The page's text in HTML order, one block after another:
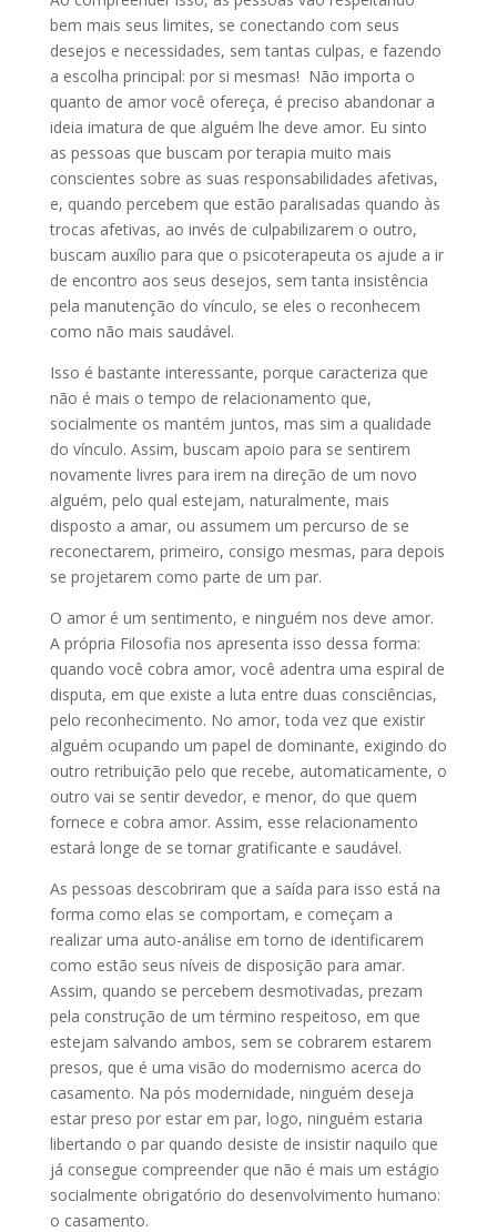
bem mais seus limites, se conectando com seus
desejos e necessidades, sem tantas culpas, e fazendo
a escolha principal: por si mesmas! Não importa o
quanto de amor você ofereça, é preciso abandonar a
ideia imatura de que alguém lhe deve amor. Eu sinto
as pessoas que buscam por terapia muito mais
conscientes sobre as suas responsabilidades afetivas,
e, quando percebem que estão paralisadas quando às
trocas afetivas, ao invés de culpabilizarem o outro,
buscam auxílio para que o psicoterapeuta os ajude a ir
de encontro aos seus desejos, sem tanta insistência
pela manutenção do vínculo, se eles o reconhecem
como não mais saudável.
Isso é bastante interessante, porque caracteriza que
não é mais o tempo de relacionamento que,
socialmente os mantém juntos, mas sim a qualidade
do vínculo. Assim, buscam apoio para se sentirem
novamente livres para irem na direção de um novo
alguém, pelo qual estejam, naturalmente, mais
disposto a amar, ou assumem um percurso de se
reconectarem, primeiro, consigo mesmas, para depois
se projetarem como parte de um par.
O amor é um sentimento, e ninguém nos deve amor.
A própria Filosofia nos apresenta isso dessa forma:
quando você cobra amor, você adentra uma espiral de
disputa, em que existe a luta entre duas consciências,
pelo reconhecimento. No amor, toda vez que existir
alguém ocupando um papel de dominante, exigindo do
outro retribuição pelo que recebe, automaticamente, o
outro vai se sentir devedor, e menor, do que quem
fornece e cobra amor. Assim, esse relacionamento
estará longe de se tornar gratificante e saudável.
As pessoas descobriram que a saída para isso está na
forma como elas se comportam, e começam a
realizar uma auto-análise em torno de identificarem
como estão seus níveis de disposição para amar.
Assim, quando se percebem desmotivadas, prezam
pela construção de um término respeitoso, em que
estejam salvando ambos, sem se cobrarem estarem
presos, que é uma visão do modernismo acerca do
casamento. Na pós modernidade, ninguém deseja
estar preso por estar em par, logo, ninguém estaria
libertando o par quando desiste de insistir naquilo que
já consegue compreender que não é mais um estágio
socialmente obrigatório do desenvolvimento humano:
o casamento.